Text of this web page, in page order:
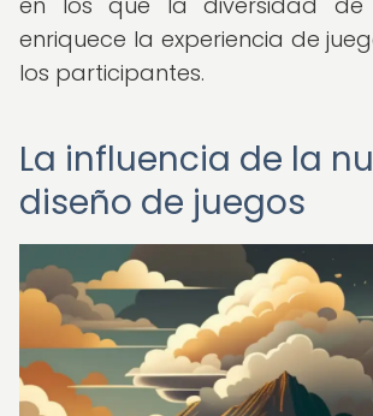
enriquece la experiencia de
los participantes.
La influencia de la
diseño de juegos